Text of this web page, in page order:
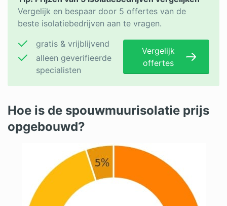
Vergelijk en bespaar door 5 offertes van de
beste isolatiebedrijven aan te vragen.
gratis & vrijblijvend
alleen geverifieerde
specialisten
Vergelijk
offertes
Hoe is de spouwmuurisolatie prijs
opgebouwd?